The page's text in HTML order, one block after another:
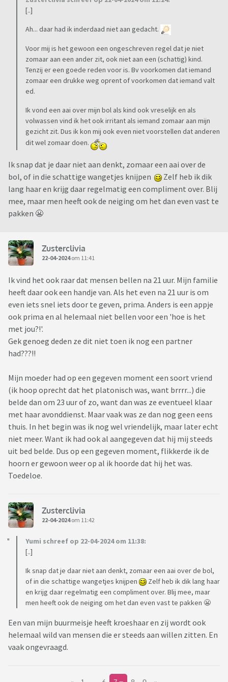
[..]
Ah... daar had ik inderdaad niet aan gedacht.
Voor mij is het gewoon een ongeschreven regel dat je niet
zomaar aan een ander zit, ook niet aan een (schattig) kind.
Tenzij er een goede reden voor is. Bv voorkomen dat iemand
zomaar een drukke weg oprent of voorkomen dat iemand valt
ed.
Ik vond een aai over mijn bol als kind ook vreselijk en als
volwassen vind ik het ook irritant als iemand zomaar aan mijn
gezicht zit. Dus ik kon mij ook even niet voorstellen dat anderen
dit wel zomaar doen.
Ik snap dat je daar niet aan denkt, zomaar een aai over de
bol, of in die schattige wangetjes knijpen
Zelf heb ik dik
lang haar en krijg daar regelmatig een compliment over. Blij
mee, maar men heeft ook de neiging om het dan even vast te
pakken 😬
Zusterclivia
22-04-2024om 11:41
Ik vind het ook raar dat mensen bellen na 21 uur. Mijn familie
heeft daar ook een handje van. Als het even na 21 uur is om
even iets snel iets door te geven, prima. Anders is een appje
ook prima en al helemaal niet bellen voor een 'hoe is het
met jou?!'.
Gek genoeg deden ze dit niet toen ik nog een partner
had???!!
Mijn moeder had op een gegeven moment een soort vriend
(ik hoop oprecht dat het platonisch was, want brrrr...) die
belde dan om 23 uur of zo, want dan was ze eventueel klaar
met haar avonddienst. Maar vaak was ze dan nog geen eens
thuis. In het begin was ik nog wel vriendelijk, maar later echt
niet meer. Want ik had ook al aangegeven dat hij mij steeds
uit bed belde. Dus op een gegeven moment, flikkerde ik de
hoorn er gewoon weer op al ik hoorde dat hij het was.
Toedeloe.
Zusterclivia
22-04-2024om 11:42
Yumi schreef op 22-04-2024 om 11:38:
[..]
Ik snap dat je daar niet aan denkt, zomaar een aai over de bol,
of in die schattige wangetjes knijpen
Zelf heb ik dik lang haar
en krijg daar regelmatig een compliment over. Blij mee, maar
men heeft ook de neiging om het dan even vast te pakken 😬
Een van mijn buurmeisje heeft kroeshaar en zij wordt ook
helemaal wild van mensen die er steeds aan willen zitten. En
vaak ongevraagd.